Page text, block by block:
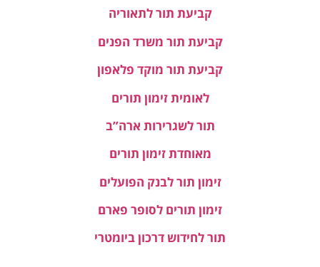
קביעת תור לתאוריה
קביעת תור משרד הפנים
קביעת תור מוקד פלאפון
לאומית זימון תורים
תור לשגרירות ארה”ב
מאוחדת זימון תורים
זימון תור לבנק הפועלים
זימון תורים לסופר פארם
תור לחידוש דרכון ביומטרי